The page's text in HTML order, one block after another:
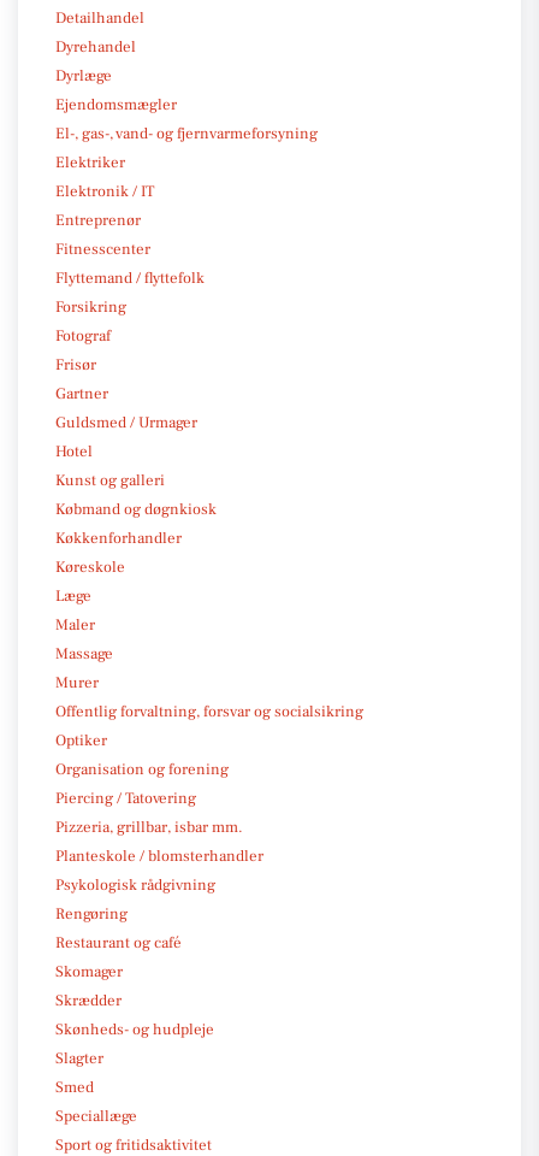
Detailhandel
Dyrehandel
Dyrlæge
Ejendomsmægler
El-, gas-, vand- og fjernvarmeforsyning
Elektriker
Elektronik / IT
Entreprenør
Fitnesscenter
Flyttemand / flyttefolk
Forsikring
Fotograf
Frisør
Gartner
Guldsmed / Urmager
Hotel
Kunst og galleri
Købmand og døgnkiosk
Køkkenforhandler
Køreskole
Læge
Maler
Massage
Murer
Offentlig forvaltning, forsvar og socialsikring
Optiker
Organisation og forening
Piercing / Tatovering
Pizzeria, grillbar, isbar mm.
Planteskole / blomsterhandler
Psykologisk rådgivning
Rengøring
Restaurant og café
Skomager
Skrædder
Skønheds- og hudpleje
Slagter
Smed
Speciallæge
Sport og fritidsaktivitet